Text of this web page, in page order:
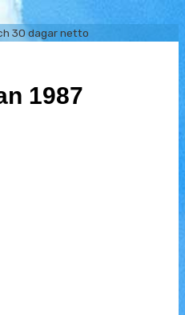
30 dagar netto
1987